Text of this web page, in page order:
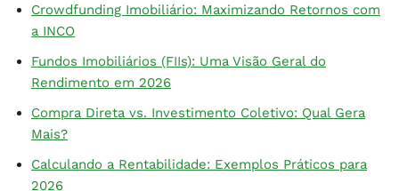
Crowdfunding Imobiliário: Maximizando Retornos com
a INCO
Fundos Imobiliários (FIIs): Uma Visão Geral do
Rendimento em 2026
Compra Direta vs. Investimento Coletivo: Qual Gera
Mais?
Calculando a Rentabilidade: Exemplos Práticos para
2026